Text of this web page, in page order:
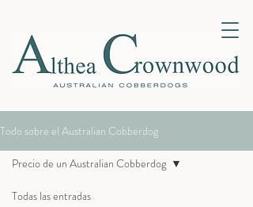
Todo sobre el Australian Cobberdog
Todas las entradas
Precio de un Australian Cobberdog